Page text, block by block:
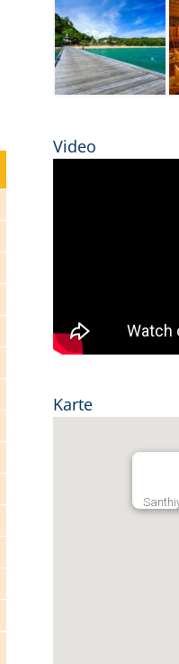
Video
Karte